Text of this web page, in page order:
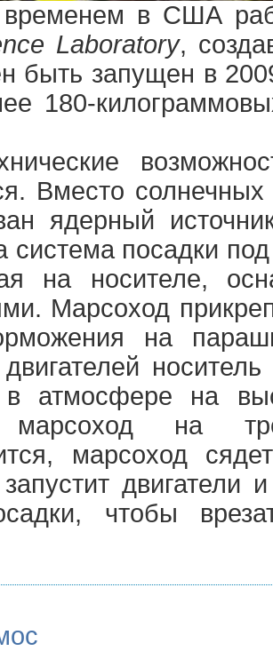
в США
Laboratory,
быть запущен в
180-
Вместо
ядерный
система посадки
на носителе,
Марсоход
на
в атмосфере на
марсоход на
марсоход
двигатели
чтобы